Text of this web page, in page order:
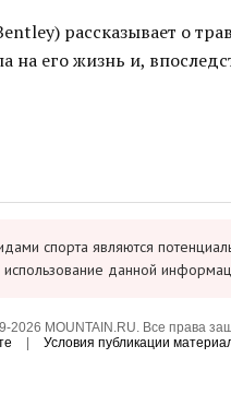
рассказывает о
на его жизнь и,
спорта являются
использование данной
2026 MOUNTAIN.RU. Все права
Условия публикации